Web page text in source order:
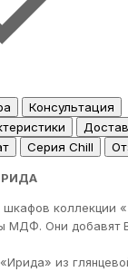
Консультация
Серия Chill
коллекции
МДФ. Они добавят
из